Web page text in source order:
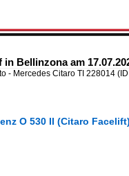
Bellinzona am
- Mercedes Citaro TI 228014
O 530 II (Citaro Facelift)